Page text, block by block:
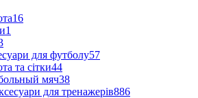
16
1
для футболу57
та сітки44
мяч38
для тренажерів886